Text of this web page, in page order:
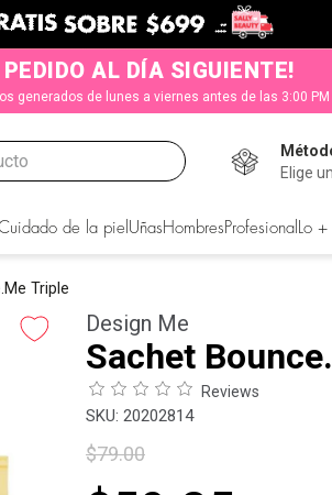
PEDIDO AL DÍA SIGUIENTE!
generados de lunes a viernes antes de las 3:00 PM
producto
Elige
de la piel Uñas Hombres Profesional Lo
Triple
Design Me
Sachet
Reviews
: 20202814
$79.00